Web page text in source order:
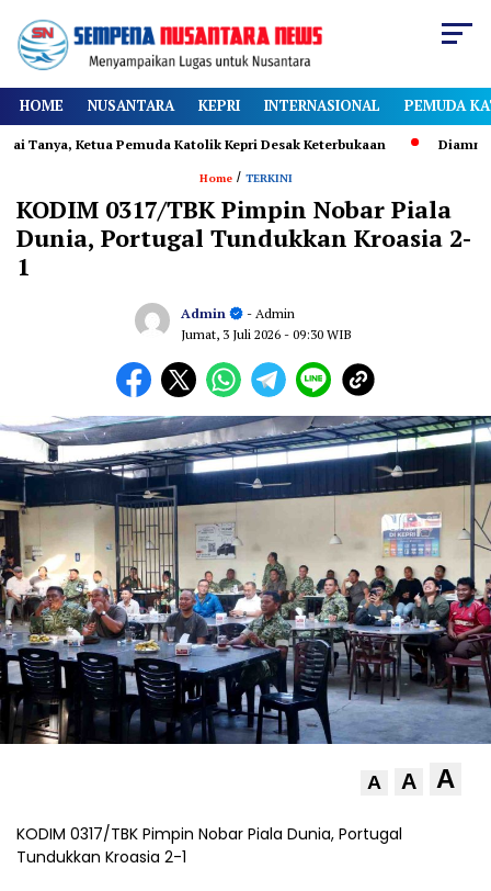
HOME NUSANTARA KEPRI INTERNASIONAL PEMUDA
Desak Keterbukaan Diamnya Nasdem Saat Rekaputulasi
Home/ TERKINI
KODIM 0317/TBK Pimpin Nobar Piala
Dunia, Portugal Tundukkan Kroasia 2-
1
Admin
- Admin
Jumat, 3 Juli 2026 - 09:30 WIB
A A A
KODIM 0317/TBK Pimpin Nobar Piala Dunia, Portugal
Tundukkan Kroasia 2-1